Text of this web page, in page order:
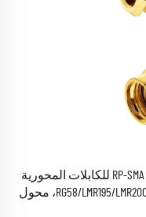
موصلات RP-SMA، قابض ذكري من نوع RP-SMA للكابلات المحورية